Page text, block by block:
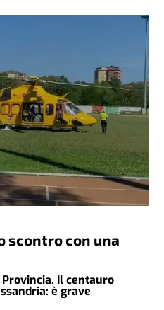
scontro con una
Il centauro
è grave